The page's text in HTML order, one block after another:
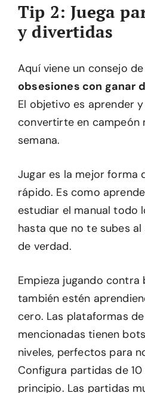
Tip 2: Juega
y divertidas
Aquí viene un consejo
obsesiones con ganar
El objetivo es aprender
convertirte en campeón
semana.
Jugar es la mejor forma
rápido. Es como
estudiar el manual todo
hasta que no te subes
de verdad.
Empieza jugando
también estén
cero. Las plataformas
mencionadas tienen
niveles, perfectos para
Configura partidas de
principio. Las partidas